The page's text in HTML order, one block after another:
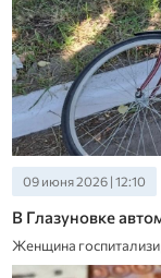
09 июня 2026 | 12:10
В Глазуновке
Женщина